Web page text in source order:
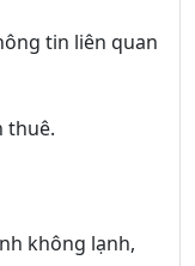
tin liên quan
thuê.
không lạnh,